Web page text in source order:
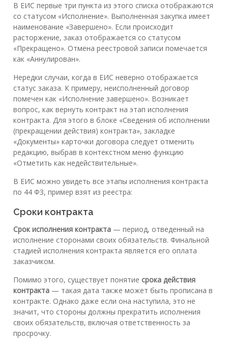
В ЕИС первые три пункта из этого списка отображаются
со статусом «Исполнение». Выполненная закупка имеет
наименование «Завершено». Если происходит
расторжение, заказ отображается со статусом
«Прекращено». Отмена реестровой записи помечается
как «Аннулирован».
Нередки случаи, когда в ЕИС неверно отображается
статус заказа. К примеру, неисполненный договор
помечен как «Исполнение завершено». Возникает
вопрос, как вернуть контракт на этап исполнения
контракта. Для этого в блоке «Сведения об исполнении
(прекращении действия) контракта», закладке
«Документы» карточки договора следует отменить
редакцию, выбрав в контекстном меню функцию
«Отметить как недействительные».
В ЕИС можно увидеть все этапы исполнения контракта
по 44 ФЗ, пример взят из реестра:
Сроки контракта
Срок исполнения контракта — период, отведенный на
исполнение сторонами своих обязательств. Финальной
стадией исполнения контракта является его оплата
заказчиком.
Помимо этого, существует понятие срока действия
контракта — такая дата также может быть прописана в
контракте. Однако даже если она наступила, это не
значит, что стороны должны прекратить исполнения
своих обязательств, включая ответственность за
просрочку.